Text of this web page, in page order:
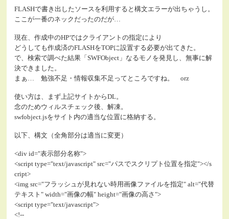
FLASHで書き出したソースを利用すると構文エラーが出ちゃうし。
ここが一番のネックだったのだが…
現在、作成中のHPではクライアントの指定により
どうしても作成済のFLASHをTOPに設置する必要が出てきた。
で、検索で調べた結果「SWFObject」なるモノを発見し、無事に解
決できました。
まぁ… 勉強不足・情報収集不足ってところですね。 orz
使い方は、まず上記サイトからDL。
念のためウィルスチェック後、解凍。
swfobject.jsをサイト内の適当な位置に格納する。
以下、構文（全角部分は適当に変更）
<div id="表示部分名称">
<script type="text/javascript" src="パスでスクリプト位置を指定"></s
cript>
<img src="フラッシュが見れない時用画像ファイルを指定" alt="代替
テキスト" width="画像の幅" height="画像の高さ">
<script type="text/javascript">
<!--